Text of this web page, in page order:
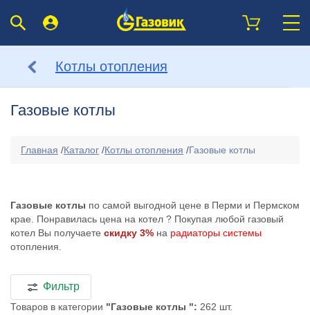
Котлы отопления
Газовые котлы
Главная /Каталог /Котлы отопления /Газовые котлы
Газовые котлы по самой выгодной цене в Перми и Пермском
крае. Понравилась цена на котел ? Покупая любой газовый
котел Вы получаете скидку 3% на радиаторы системы
отопления.
Фильтр
Товаров в категории "Газовые котлы ": 262 шт.